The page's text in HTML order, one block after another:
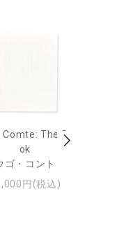
Comte: The Bo
ok
ゴ・コント
円(税込)